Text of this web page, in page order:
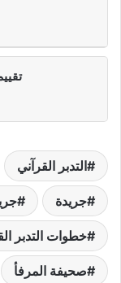
التدبر القرآني
جريدة
خطوات التدبر
صحيفة المرفأ